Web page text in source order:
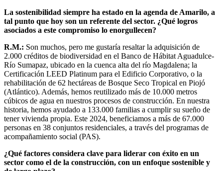
La sostenibilidad siempre ha estado en la agenda de Amarilo, a
tal punto que hoy son un referente del sector. ¿Qué logros
asociados a este compromiso lo enorgullecen?
R.M.: Son muchos, pero me gustaría resaltar la adquisición de
2.000 créditos de biodiversidad en el Banco de Hábitat Aguadulce-
Río Sumapaz, ubicado en la cuenca alta del río Magdalena; la
Certificación LEED Platinum para el Edificio Corporativo, o la
rehabilitación de 62 hectáreas de Bosque Seco Tropical en Piojó
(Atlántico). Además, hemos reutilizado más de 10.000 metros
cúbicos de agua en nuestros procesos de construcción. En nuestra
historia, hemos ayudado a 133.000 familias a cumplir su sueño de
tener vivienda propia. Este 2024, beneficiamos a más de 67.000
personas en 38 conjuntos residenciales, a través del programas de
acompañamiento social (PAS).
¿Qué factores considera clave para liderar con éxito en un
sector como el de la construcción, con un enfoque sostenible y